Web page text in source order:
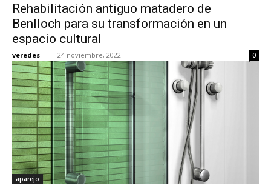
Rehabilitación antiguo matadero de
Benlloch para su transformación en un
espacio cultural
veredes - 24 noviembre, 2022 0
aparejo